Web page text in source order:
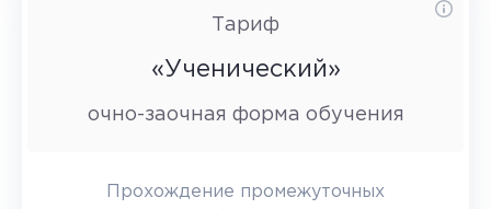
Тариф
«Ученический»
очно-заочная форма обучения
Прохождение промежуточных